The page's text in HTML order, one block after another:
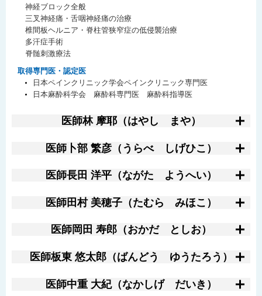
神経ブロック全般
三叉神経痛・舌咽神経痛の治療
椎間板ヘルニア・脊柱管狭窄症の低侵襲治療
多汗症手術
脊髄刺激療法
取得専門医・認定医
日本ペインクリニック学会ペインクリニック専門医
日本麻酔科学会 麻酔科専門医 麻酔科指導医
医師林 摩耶（はやし まや）
医師卜部 繁彦（うらべ しげひこ）
医師長田 洋平（ながた ようへい）
医師田村 美穂子（たむら みほこ）
医師岡田 寿郎（おかだ としお）
医師板東 悠太郎（ばんどう ゆうたろう）
医師中重 大紀（なかしげ だいき）